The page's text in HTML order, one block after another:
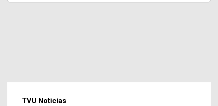
TVU Noticias